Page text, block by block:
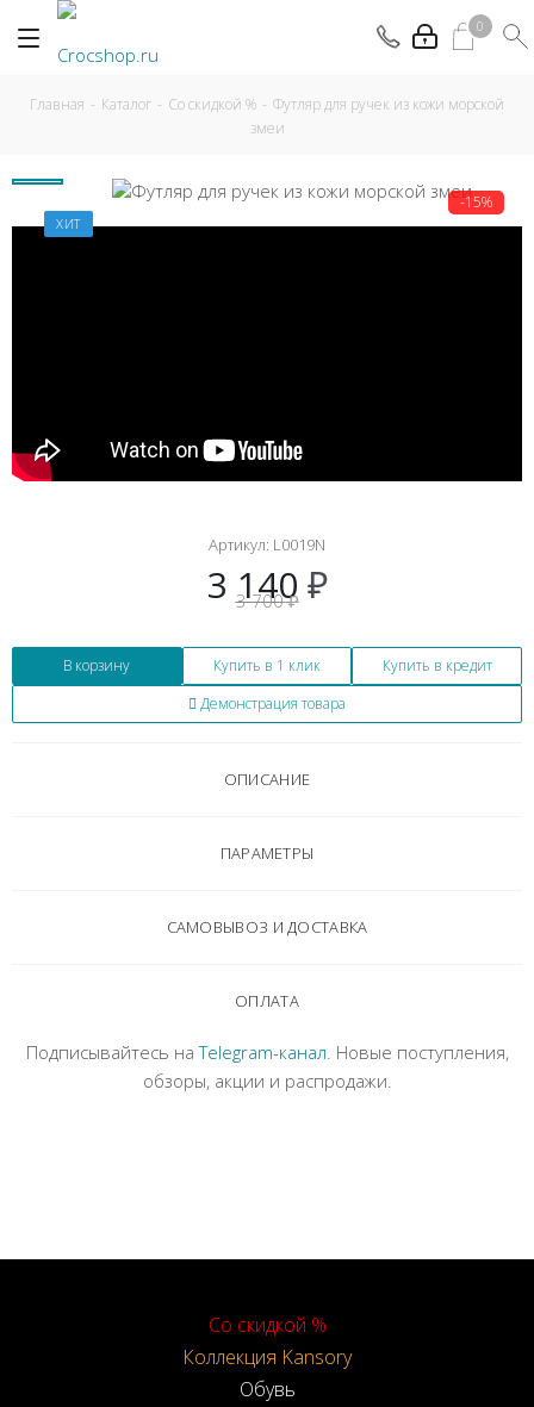
0
Главная - Каталог - Со скидкой % - Футляр для ручек из кожи морской
змеи
ХИТ
-15%
Артикул: L0019N
3 140₽
3 700₽
В корзину Купить в 1 клик
Купить в кредит
Демонстрация товара
ОПИСАНИЕ
ПАРАМЕТРЫ
САМОВЫВОЗ И ДОСТАВКА
ОПЛАТА
Подписывайтесь наTelegram-канал. Новые поступления,
обзоры, акции и распродажи.
Со скидкой %
Коллекция Kansory
Обувь